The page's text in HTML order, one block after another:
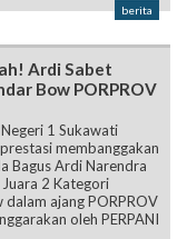
berita
Ardi Sabet
Bow PORPROV
1 Sukawati
membanggakan
Bagus Ardi Narendra
2 Kategori
dalam ajang PORPROV
oleh PERPANI